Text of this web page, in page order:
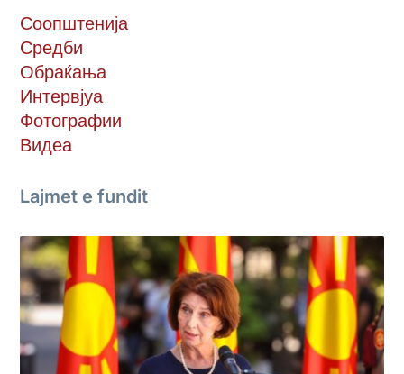
Соопштенија
Средби
Обраќања
Интервјуа
Фотографии
Видеа
Lajmet e fundit